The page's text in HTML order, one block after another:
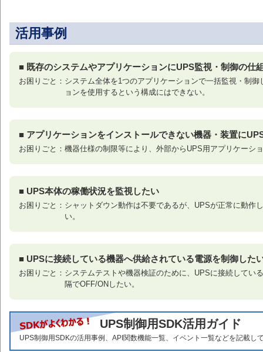
活用事例
■ 既存のシステムやアプリケーションにUPS監視・制御の仕
お困りごと：システム全体を1つのアプリケーションで一括監視・制
ョンを使用するという構成にはできない。
上記のような構成にUPSを追加すると監視・制御が別系統になっ
てしまう
各機器を監視・制御する「監視・制御用アプリ」でUPSも一括で
監視・制御したい
■ アプリケーションをインストールできない機器・装置に
お困りごと：機器仕様の制限等により、外部からUPS用アプリケーシ
UPSで保護したいが、シャットダウンソフトをインス
トールできない
SDKを使用
■ UPS本体の稼働状況を監視したい
お困りごと：シャットダウン動作は不要であるが、UPSが正常に動作
い。
■ UPSに接続している機器へ供給されている電源を制御した
お困りごと：システムテストや機器検証のために、UPSに接続してい
隔でOFF/ONしたい。
UPS制御用SDK活用ガイド
UPS制御用SDKの活用事例、API関数機能一覧、イベント一覧などを記載し